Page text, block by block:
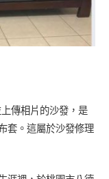
傳相片的沙發，是
套。這屬於沙發修理